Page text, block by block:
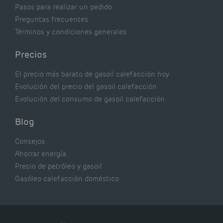
Pasos para realizar un pedido
Preguntas frecuentes
Términos y condiciones generales
Precios
El precio más barato de gasoil calefacción hoy
Evolución del precio del gasoil calefacción
Evolución del consumo de gasoil calefacción
Blog
Consejos
Ahorrar energía
Precio de petróleo y gasoil
Gasóleo calefacción doméstico